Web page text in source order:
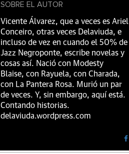
SOBRE EL AUTOR
Vicente Álvarez, que a veces es Ariel
Conceiro, otras veces Delaviuda, e
incluso de vez en cuando el 50% de
Jazz Negroponte, escribe novelas y
cosas así. Nació con Modesty
Blaise, con Rayuela, con Charada,
con La Pantera Rosa. Murió un par
de veces. Y, sin embargo, aquí está.
Contando historias.
delaviuda.wordpress.com